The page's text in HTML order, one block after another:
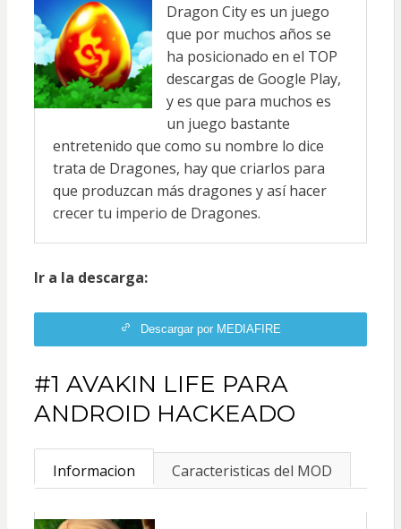
Dragon City es un juego
que por muchos años se
ha posicionado en el TOP
descargas de Google Play,
y es que para muchos es
un juego bastante
entretenido que como su nombre lo dice
trata de Dragones, hay que criarlos para
que produzcan más dragones y así hacer
crecer tu imperio de Dragones.
Ir a la descarga:
Descargar por MEDIAFIRE
#1 AVAKIN LIFE PARA
ANDROID HACKEADO
Informacion Caracteristicas del MOD